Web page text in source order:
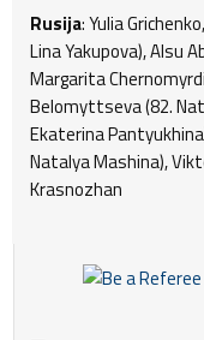
Rusija: Yulia
Lina Yakupova), Alsu
Margarita
Belomyttseva (82.
Ekaterina
Natalya Mashina),
Krasnozhan